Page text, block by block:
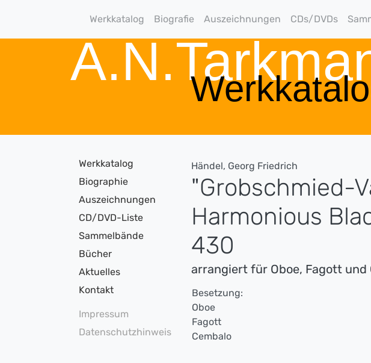
Werkkatalog Biografie Auszeichnungen CDs/DVDs
Werkkatalog
Biographie
Auszeichnungen
CD/DVD-Liste
Sammelbände
Bücher
Aktuelles
Kontakt
Impressum
Datenschutzhinweis
Händel, Georg Friedrich
"Grobschmied-
Harmonious
430
arrangiert für Oboe, Fagott und
Besetzung:
Oboe
Fagott
Cembalo